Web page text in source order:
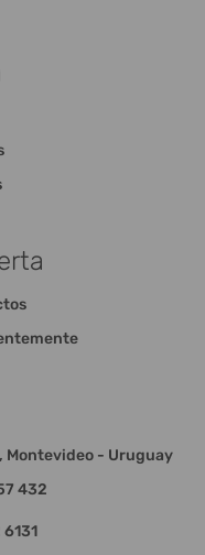
Montevideo - Uruguay
432